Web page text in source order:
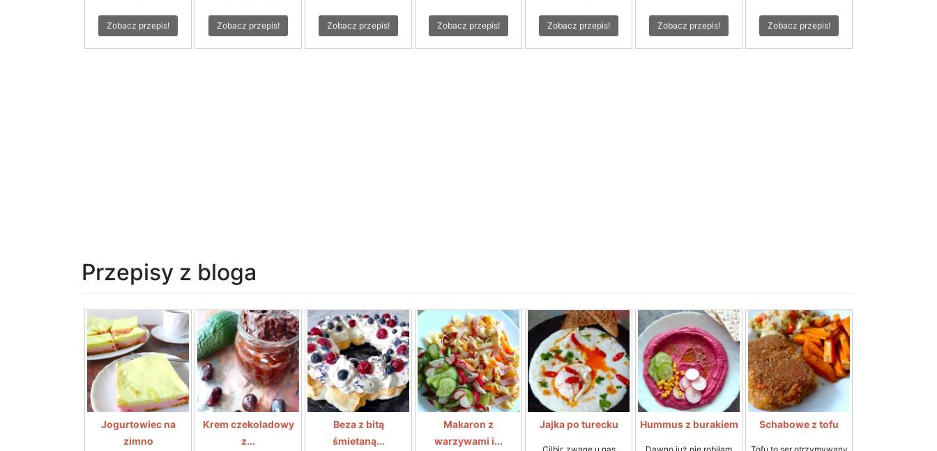
Zobacz przepis! Zobacz przepis! Zobacz przepis! Zobacz przepis! Zobacz przepis! Zobacz przepis! Zobacz przepis!
Przepisy z bloga
Jogurtowiec na
zimno
Krem czekoladowy
z...
Beza z bitą
śmietaną...
Makaron z
warzywami i...
Jajka po turecku Hummus z burakiem Schabowe z tofu